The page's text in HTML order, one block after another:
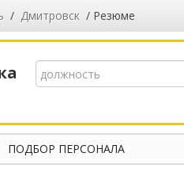
/ Дмитровск / Резюме
ПОДБОР ПЕРСОНАЛА